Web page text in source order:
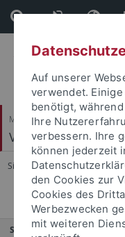
Direkt
zum
Inhalt
Direkt
zur
Fußleiste
Mathematisch-
Visuelle und
Sie sind hier: Startseite
Service
Auf unserer
verwendet.
benötigt,
Ihre
verbessern. Ihre
können jederzeit
den Cookies zur
Cookies des
Werbezwecken
mit weiteren